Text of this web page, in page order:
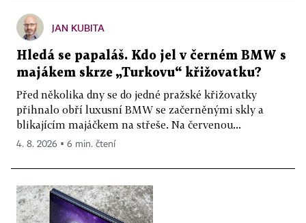
JAN KUBITA
Hledá se papaláš. Kdo jel v černém BMW s
majákem skrze „Turkovu“ křižovatku?
Před několika dny se do jedné pražské křižovatky
přihnalo obří luxusní BMW se začerněnými skly a
blikajícím majáčkem na střeše. Na červenou...
4. 8. 2026 ▪ 6 min. čtení